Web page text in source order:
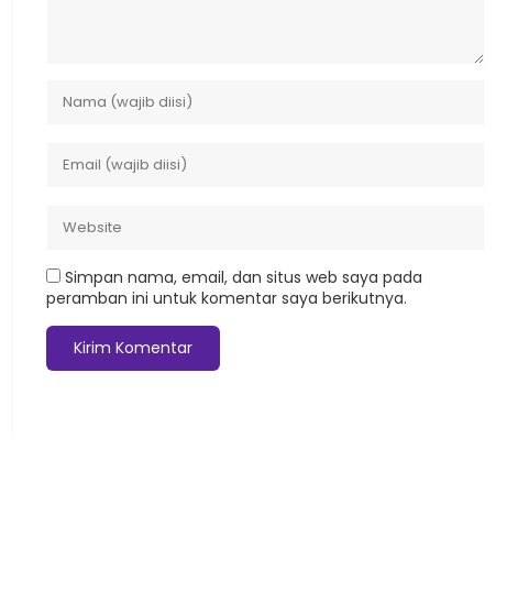
Simpan nama, email, dan situs web saya pada
peramban ini untuk komentar saya berikutnya.